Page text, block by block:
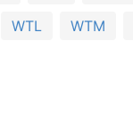
WTL WTM